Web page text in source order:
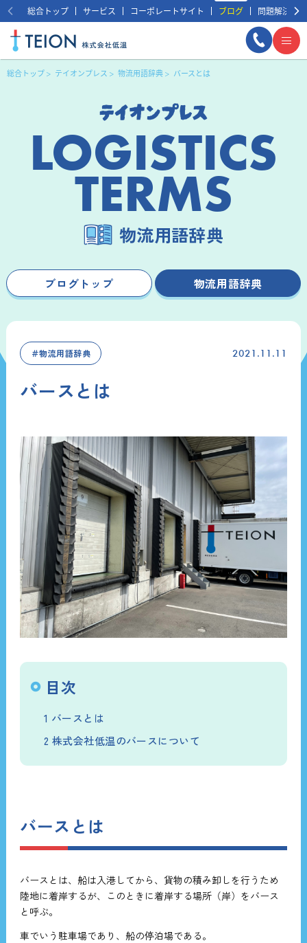
総合トップ サービス コーポレートサイト ブログ 問題解決事例
総合トップ テイオンプレス 物流用語辞典 バースとは
LOGISTICS
TERMS
物流用語辞典
ブログトップ 物流用語辞典
＃物流用語辞典 2021.11.11
バースとは
目次
1 バースとは
2 株式会社低温のバースについて
バースとは
バースとは、船は入港してから、貨物の積み卸しを行うため
陸地に着岸するが、このときに着岸する場所（岸）をバース
と呼ぶ。
車でいう駐車場であり、船の停泊場である。